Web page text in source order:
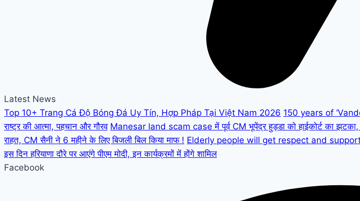
Latest News
Top 10+ Trang Cá Độ Bóng Đá Uy Tín, Hợp Pháp Tại Việt Nam 2026 150 years of ‘Vande
राष्ट्र की आत्मा, पहचान और गौरव Manesar land scam case में पूर्व CM भूपेंद्र हुड्डा को हाईकोर्ट का झटका,
राहत, CM सैनी ने 6 महीने के लिए बिजली बिल किया माफ ! Elderly people will get respect and support :
इस दिन हरियाणा दौरे पर आएंगे पीएम मोदी, इन कार्यक्रमों में होंगे शामिल
Facebook